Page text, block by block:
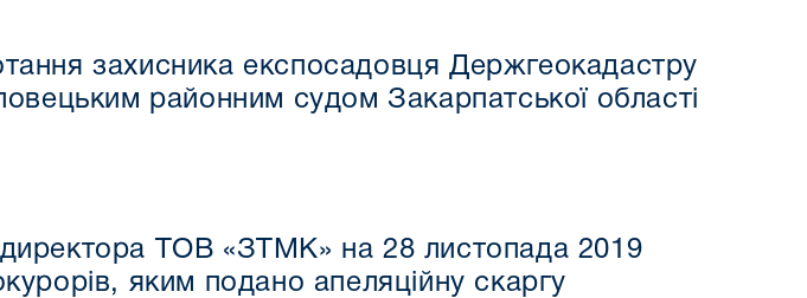
захисника експосадовця Держгеокадастру
районним судом Закарпатської області
директора ТОВ «ЗТМК» на 28 листопада 2019
яким подано апеляційну скаргу